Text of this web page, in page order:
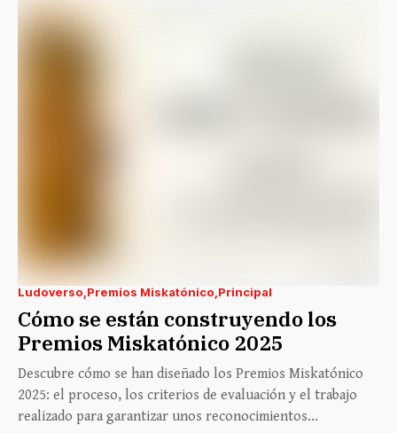
Ludoverso Premios Miskatónico Principal
Cómo se están construyendo los
Premios Miskatónico 2025
Descubre cómo se han diseñado los Premios Miskatónico
2025: el proceso, los criterios de evaluación y el trabajo
realizado para garantizar unos reconocimientos...